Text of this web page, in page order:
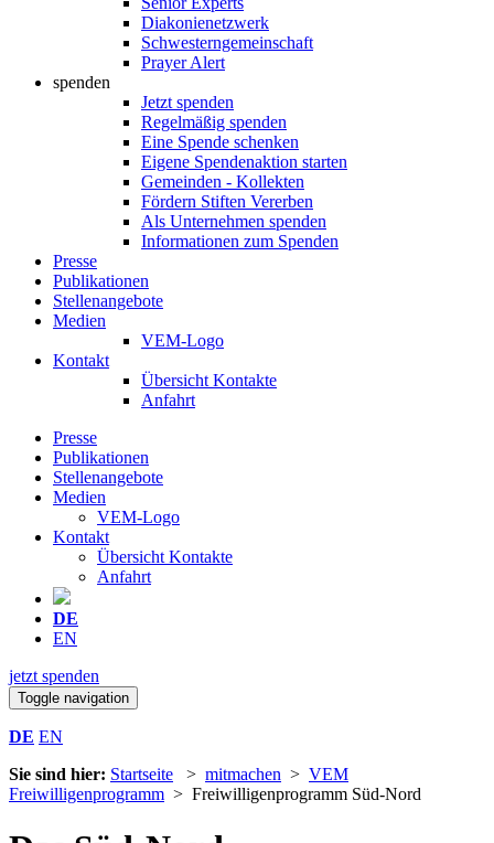
Diakonienetzwerk
Schwesterngemeinschaft
Prayer Alert
spenden
Jetzt spenden
Regelmäßig spenden
Eine Spende schenken
Eigene Spendenaktion starten
Gemeinden - Kollekten
Fördern Stiften Vererben
Als Unternehmen spenden
Informationen zum Spenden
Presse
Publikationen
Stellenangebote
Medien
VEM-Logo
Kontakt
Übersicht Kontakte
Anfahrt
Presse
Publikationen
Stellenangebote
Medien
VEM-Logo
Kontakt
Übersicht Kontakte
Anfahrt
DE
EN
jetzt spenden
Toggle navigation
DE EN
Sie sind hier: Startseite > mitmachen > VEM
Freiwilligenprogramm > Freiwilligenprogramm Süd-Nord